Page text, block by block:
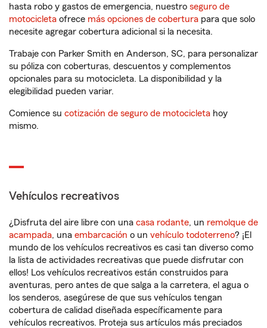
hasta robo y gastos de emergencia, nuestro seguro de
motocicleta ofrece más opciones de cobertura para que solo
necesite agregar cobertura adicional si la necesita.
Trabaje con Parker Smith en Anderson, SC, para personalizar
su póliza con coberturas, descuentos y complementos
opcionales para su motocicleta. La disponibilidad y la
elegibilidad pueden variar.
Comience su cotización de seguro de motocicleta hoy
mismo.
Vehículos recreativos
¿Disfruta del aire libre con una casa rodante, un remolque de
acampada, una embarcación o un vehículo todoterreno? ¡El
mundo de los vehículos recreativos es casi tan diverso como
la lista de actividades recreativas que puede disfrutar con
ellos! Los vehículos recreativos están construidos para
aventuras, pero antes de que salga a la carretera, el agua o
los senderos, asegúrese de que sus vehículos tengan
cobertura de calidad diseñada específicamente para
vehículos recreativos. Proteja sus artículos más preciados